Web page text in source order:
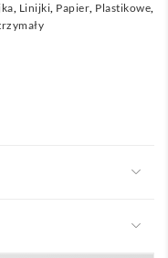
, Linijki, Papier, Plastikowe,